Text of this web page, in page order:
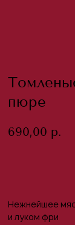
пюре
690,00 р.
Нежнейшее
и луком фри